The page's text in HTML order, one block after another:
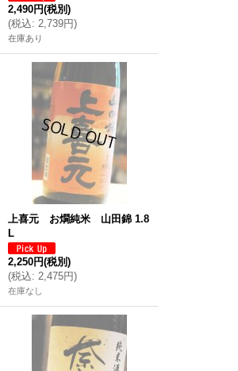
2,490円(税別)
(税込: 2,739円)
在庫あり
上喜元 お燗純米 山田錦 1.8
L
2,250円(税別)
(税込: 2,475円)
在庫なし